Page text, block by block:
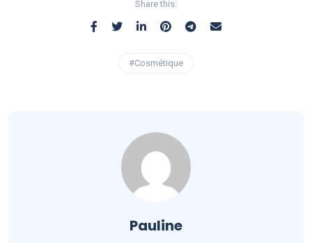
Share this:
#Cosmétique
Pauline